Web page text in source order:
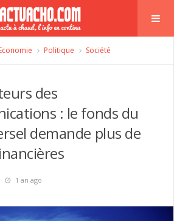
Politique Société
des
: le fonds du
demande plus de
1 an ago